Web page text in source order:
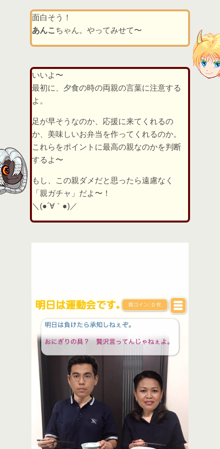
面白そう！
あんこ ちゃん。やってみせて〜
いいよ〜
最初に、夕食の時の両親の言葉に注意する
よ。
足が早そうなのか、応援に来てくれるの
か、美味しいお弁当を作ってくれるのか。
これらをポイントに最高の親なのかを判断
するよ〜
もし、この親ダメだと思ったら遠慮なく
「親ガチャ」だよ〜！
＼(●´∀｀●)／